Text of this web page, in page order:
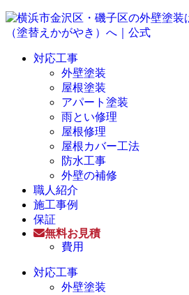
対応工事
外壁塗装
屋根塗装
アパート塗装
雨とい修理
屋根修理
屋根カバー工法
防水工事
外壁の補修
職人紹介
施工事例
保証
無料お見積
費用
対応工事
外壁塗装